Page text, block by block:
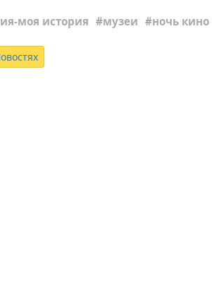
моя история музеи ночь кино